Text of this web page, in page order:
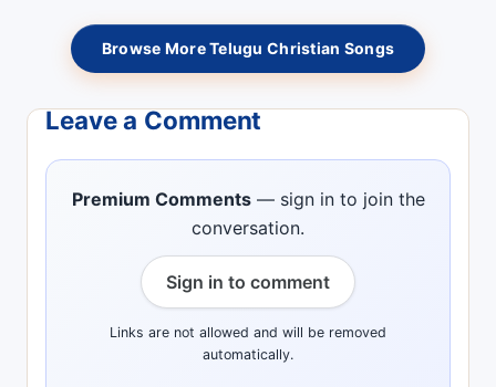
Browse More Telugu Christian Songs
Leave a Comment
Premium Comments— sign in to join the
conversation.
Sign in to comment
Links are not allowed and will be removed
automatically.